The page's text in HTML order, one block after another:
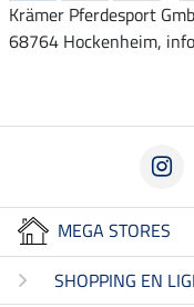
Krämer Pferdesport
68764 Hockenheim,
MEGA STORES
SHOPPING EN